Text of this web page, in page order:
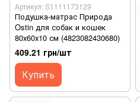
Артикул: S1111173129
Подушка-матрас Природа
Ostin для собак и кошек
80х60х10 см (4823082430680)
409.21 грн/шт
Купить